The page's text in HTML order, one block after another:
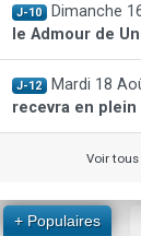
J-10 Dimanche
le Admour de
J-12 Mardi 18
recevra en plein
Voir tous
+ Populaires